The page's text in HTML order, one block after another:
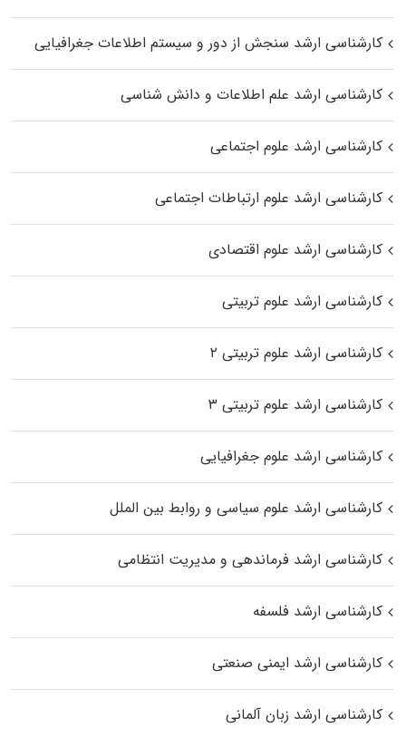
کارشناسی ارشد سنجش از دور و سیستم اطلاعات جغرافیایی
کارشناسی ارشد علم اطلاعات و دانش شناسی
کارشناسی ارشد علوم اجتماعی
کارشناسی ارشد علوم ارتباطات اجتماعی
کارشناسی ارشد علوم اقتصادی
کارشناسی ارشد علوم تربیتی
کارشناسی ارشد علوم تربیتی ۲
کارشناسی ارشد علوم تربیتی ۳
کارشناسی ارشد علوم جغرافیایی
کارشناسی ارشد علوم سیاسی و روابط بین الملل
کارشناسی ارشد فرماندهی و مدیریت انتظامی
کارشناسی ارشد فلسفه
کارشناسی ارشد ایمنی صنعتی
کارشناسی ارشد زبان آلمانی